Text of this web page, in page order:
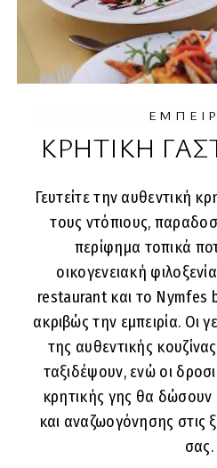
ΚΡΗΤΙΚΗ
Γευτείτε την αυθεντική
τους ντόπιους,
περίφημα τοπικά
οικογενειακή
restaurant και το Nymfes
ακριβώς την εμπειρία. Οι
της αυθεντικής
ταξιδέψουν, ενώ οι
κρητικής γης θα
και αναζωογόνησης στις
σας.